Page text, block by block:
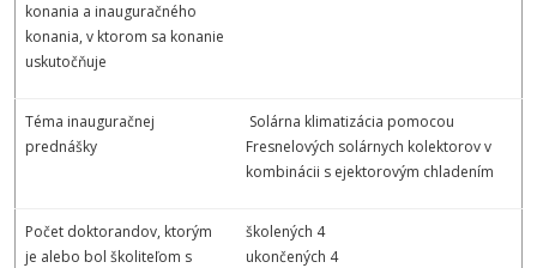
konania a inauguračného
konania, v ktorom sa konanie
uskutočňuje
Téma inauguračnej
prednášky
Solárna klimatizácia pomocou
Fresnelových solárnych kolektorov v
kombinácii s ejektorovým chladením
Počet doktorandov, ktorým
je alebo bol školiteľom s
školených 4
ukončených 4